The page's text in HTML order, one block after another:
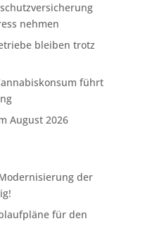
nehmen
bleiben trotz
führt
August 2026
der
für den